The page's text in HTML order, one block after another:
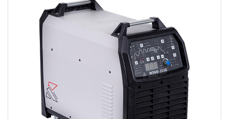
حدود:
اقرأ أكثر